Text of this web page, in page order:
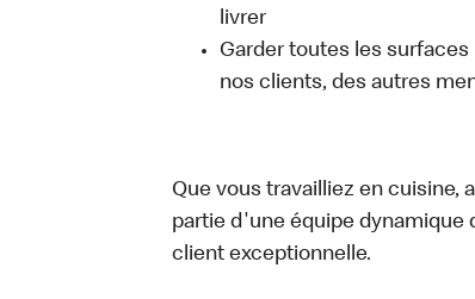
livrer
Garder toutes les
nos clients, des autres
Que vous travailliez en cuisine,
partie d'une équipe dynamique
client exceptionnelle.